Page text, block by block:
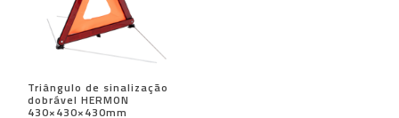
Triângulo de sinalização
dobrável HERMON
430×430×430mm